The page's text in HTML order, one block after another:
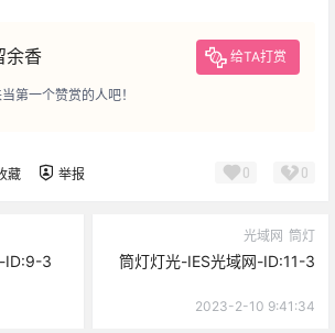
余香 给TA打赏
第一个赞赏的人吧！
藏 举报 0 0
ID:9-3
光域网 筒灯
筒灯灯光-IES光域网-ID:11-3
2023-2-10 9:41:34